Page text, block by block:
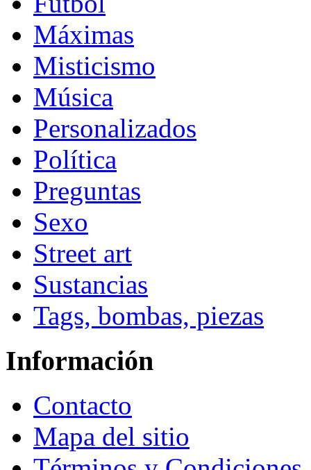
Máximas
Misticismo
Música
Personalizados
Política
Preguntas
Sexo
Street art
Sustancias
Tags, bombas, piezas
Información
Contacto
Mapa del sitio